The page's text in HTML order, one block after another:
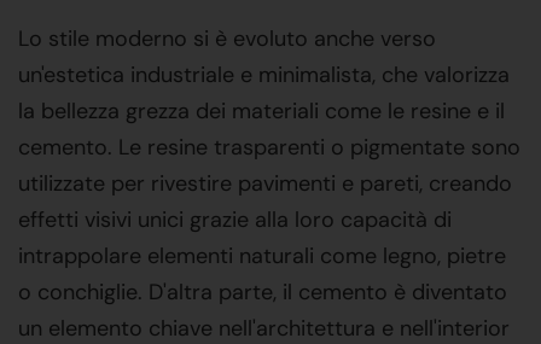
Lo stile moderno si è evoluto anche verso
un'estetica industriale e minimalista, che valorizza
la bellezza grezza dei materiali come le resine e il
cemento. Le resine trasparenti o pigmentate sono
utilizzate per rivestire pavimenti e pareti, creando
effetti visivi unici grazie alla loro capacità di
intrappolare elementi naturali come legno, pietre
o conchiglie. D'altra parte, il cemento è diventato
un elemento chiave nell'architettura e nell'interior